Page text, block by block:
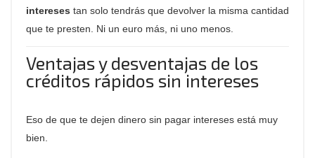
intereses tan solo tendrás que devolver la misma cantidad
que te presten. Ni un euro más, ni uno menos.
Ventajas y desventajas de los
créditos rápidos sin intereses
Eso de que te dejen dinero sin pagar intereses está muy
bien.